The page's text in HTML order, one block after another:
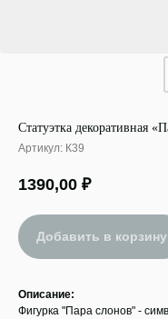
Статуэтка декоративная
Артикул: К39
1390,00 ₽
Добавить в корзину
Описание:
Фигурка "Пара слонов" -